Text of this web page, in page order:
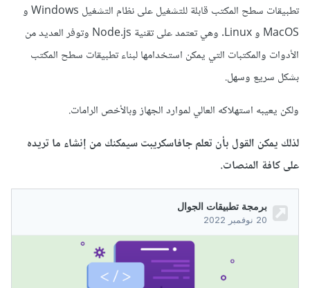
تطبيقات سطح المكتب قابلة للتشغيل على نظام التشغيل Windows و
MacOS و Linux. وهي تعتمد على تقنية Node.js وتوفر العديد من
الأدوات والمكتبات التي يمكن استخدامها لبناء تطبيقات سطح المكتب
بشكل سريع وسهل.
ولكن يعيبه استهلاكه العالي لموارد الجهاز وبالأخص الرامات.
لذلك يمكن القول بأن تعلم جافاسكريبت سيمكنك من إنشاء ما تريده
على كافة المنصات.